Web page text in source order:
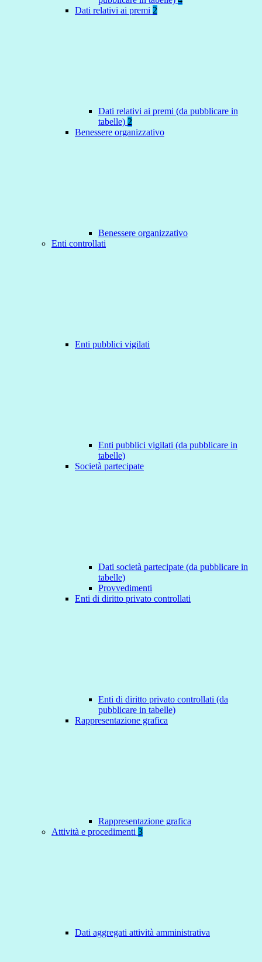
Dati relativi ai premi 2
Dati relativi ai premi (da pubblicare in
tabelle) 2
Benessere organizzativo
Benessere organizzativo
Enti controllati
Enti pubblici vigilati
Enti pubblici vigilati (da pubblicare in
tabelle)
Società partecipate
Dati società partecipate (da pubblicare in
tabelle)
Provvedimenti
Enti di diritto privato controllati
Enti di diritto privato controllati (da
pubblicare in tabelle)
Rappresentazione grafica
Rappresentazione grafica
Attività e procedimenti 3
Dati aggregati attività amministrativa